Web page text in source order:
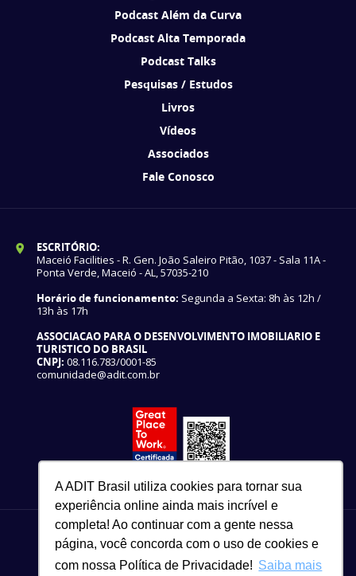
A ADIT Brasil utiliza cookies para tornar sua
experiência online ainda mais incrível e
completa! Ao continuar com a gente nessa
página, você concorda com o uso de cookies e
com nossa Política de Privacidade! Saiba mais
Podcast Além da Curva
Podcast Alta Temporada
Podcast Talks
Pesquisas / Estudos
Livros
Vídeos
Associados
Fale Conosco
ESCRITÓRIO:
Maceió Facilities - R. Gen. João Saleiro Pitão, 1037 - Sala 11A -
Ponta Verde, Maceió - AL, 57035-210
Horário de funcionamento: Segunda a Sexta: 8h às 12h /
13h às 17h
ASSOCIACAO PARA O DESENVOLVIMENTO IMOBILIARIO E
TURISTICO DO BRASIL
CNPJ: 08.116.783/0001-85
comunidade@adit.com.br